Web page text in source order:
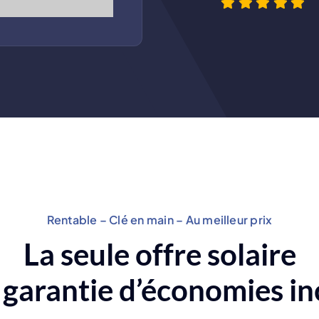
Rentable – Clé en main – Au meilleur prix
La seule offre solaire
d’économies